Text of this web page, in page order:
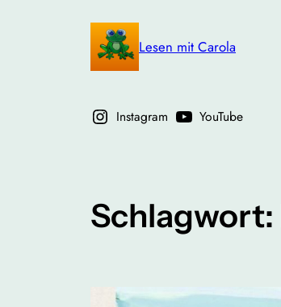
Lesen mit Carola
Instagram YouTube
Schlagwort: